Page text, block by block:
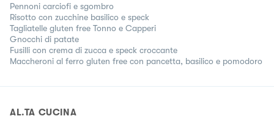
Pennoni carciofi e sgombro
Risotto con zucchine basilico e speck
Tagliatelle gluten free Tonno e Capperi
Gnocchi di patate
Fusilli con crema di zucca e speck croccante
Maccheroni al ferro gluten free con pancetta, basilico e pomodoro
AL.TA CUCINA